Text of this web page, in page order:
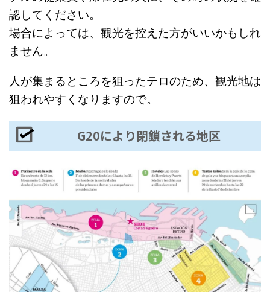
認してください。
場合によっては、観光を控えた方がいいかもしれ
ません。
人が集まるところを狙ったテロのため、観光地は
狙われやすくなりますので。
G20により閉鎖される地区